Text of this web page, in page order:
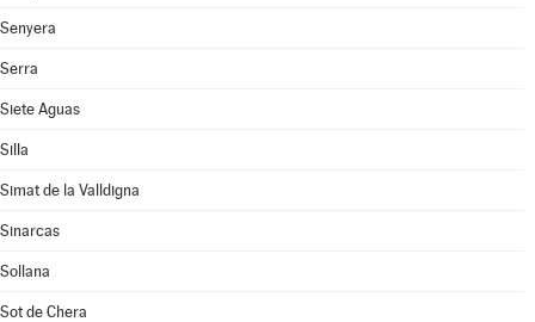
Senyera
Serra
Siete Aguas
Silla
Simat de la Valldigna
Sinarcas
Sollana
Sot de Chera